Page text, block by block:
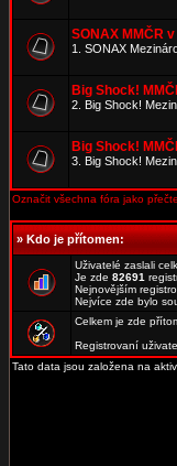
SONAX MMČR
1. SONAX
Big Shock!
2. Big Shock!
Big Shock!
3. Big Shock!
Označit všechna fóra jako
»Kdo je přítomen:
Uživatelé zaslali
Je zde 82691
Nejnovějším
Nejvíce zde bylo
Celkem je zde
Registrovaní
Tato data jsou založena na